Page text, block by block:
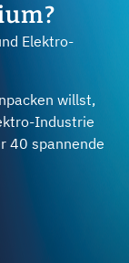
Elektro-
willst,
Industrie
40 spannende